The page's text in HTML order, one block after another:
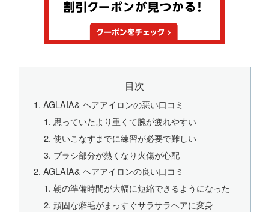
目次
AGLAIA& ヘアアイロンの悪い口コミ
思っていたより重くて腕が疲れやすい
使いこなすまでに練習が必要で難しい
ブラシ部分が熱くなり火傷が心配
AGLAIA& ヘアアイロンの良い口コミ
朝の準備時間が大幅に短縮できるようになった
頑固な癖毛がまっすぐサラサラヘアに変身